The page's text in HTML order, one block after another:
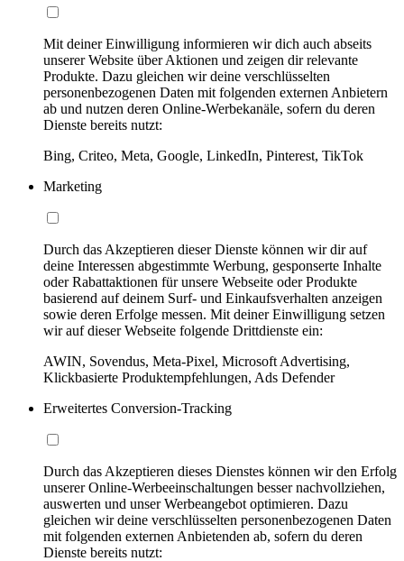
Mit deiner Einwilligung informieren wir dich auch abseits
unserer Website über Aktionen und zeigen dir relevante
Produkte. Dazu gleichen wir deine verschlüsselten
personenbezogenen Daten mit folgenden externen Anbietern
ab und nutzen deren Online-Werbekanäle, sofern du deren
Dienste bereits nutzt:
Bing, Criteo, Meta, Google, LinkedIn, Pinterest, TikTok
Marketing
Durch das Akzeptieren dieser Dienste können wir dir auf
deine Interessen abgestimmte Werbung, gesponserte Inhalte
oder Rabattaktionen für unsere Webseite oder Produkte
basierend auf deinem Surf- und Einkaufsverhalten anzeigen
sowie deren Erfolge messen. Mit deiner Einwilligung setzen
wir auf dieser Webseite folgende Drittdienste ein:
AWIN, Sovendus, Meta-Pixel, Microsoft Advertising,
Klickbasierte Produktempfehlungen, Ads Defender
Erweitertes Conversion-Tracking
Durch das Akzeptieren dieses Dienstes können wir den Erfolg
unserer Online-Werbeeinschaltungen besser nachvollziehen,
auswerten und unser Werbeangebot optimieren. Dazu
gleichen wir deine verschlüsselten personenbezogenen Daten
mit folgenden externen Anbietenden ab, sofern du deren
Dienste bereits nutzt: